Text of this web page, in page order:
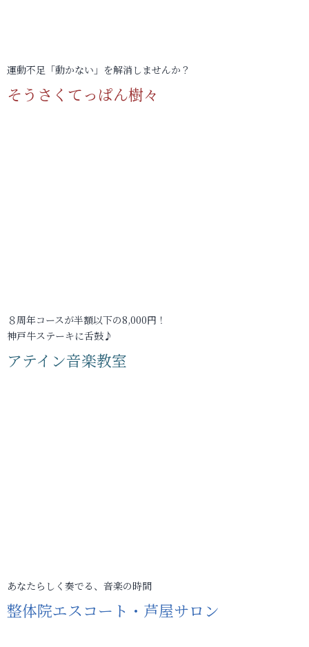
運動不足「動かない」を解消しませんか？
そうさくてっぱん樹々
８周年コースが半額以下の8,000円！
神戸牛ステーキに舌鼓♪
アテイン音楽教室
あなたらしく奏でる、音楽の時間
整体院エスコート・芦屋サロン